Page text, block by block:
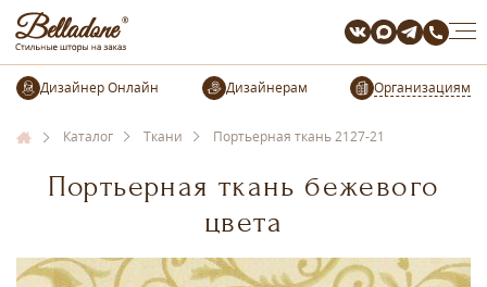
Организациям
Каталог Ткани Портьерная ткань 2127-21
Портьерная ткань бежевого
цвета